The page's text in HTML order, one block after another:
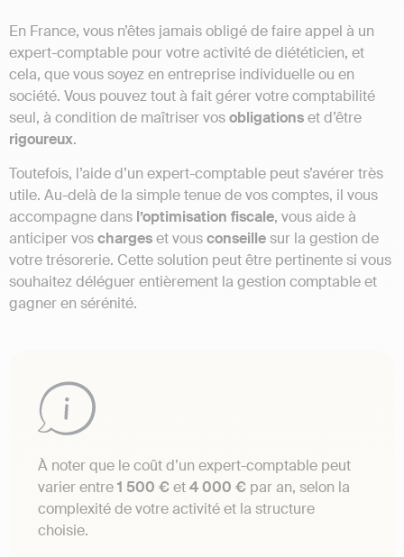
En France, vous n’êtes jamais obligé de faire appel à un
expert-comptable pour votre activité de diététicien, et
cela, que vous soyez en entreprise individuelle ou en
société. Vous pouvez tout à fait gérer votre comptabilité
seul, à condition de maîtriser vosobligationset d’être
rigoureux.
Toutefois, l’aide d’un expert-comptable peut s’avérer très
utile. Au-delà de la simple tenue de vos comptes, il vous
accompagne dans l’optimisation fiscale, vous aide à
anticiper voschargeset vousconseillesur la gestion de
votre trésorerie. Cette solution peut être pertinente si vous
souhaitez déléguer entièrement la gestion comptable et
gagner en sérénité.
À noter que le coût d’un expert-comptable peut
varier entre1 500 €et4 000 € par an, selon la
complexité de votre activité et la structure
choisie.